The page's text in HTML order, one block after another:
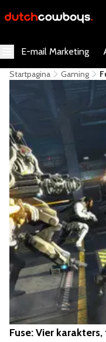
E-mail Marketing
Startpagina Gaming
Fuse: Vier